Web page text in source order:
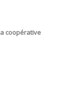
coopérative